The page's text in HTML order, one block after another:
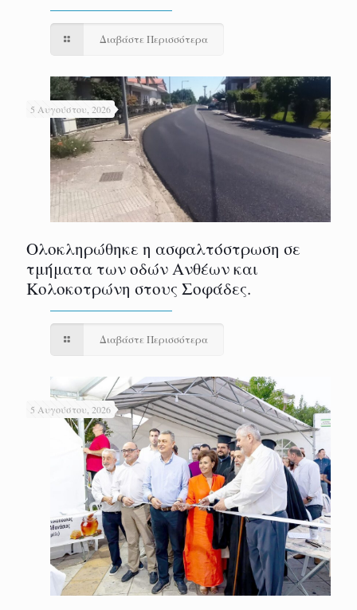
Διαβάστε Περισσότερα
5 Αυγούστου, 2026
Ολοκληρώθηκε η ασφαλτόστρωση σε
τμήματα των οδών Ανθέων και
Κολοκοτρώνη στους Σοφάδες.
Διαβάστε Περισσότερα
5 Αυγούστου, 2026